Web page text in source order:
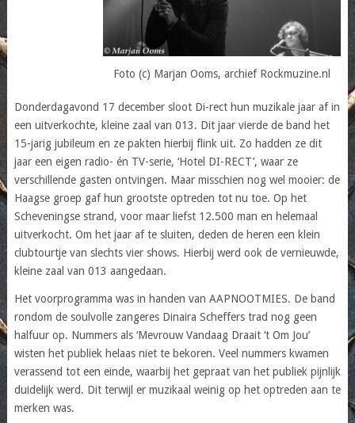
Foto (c) Marjan Ooms, archief Rockmuzine.nl
Donderdagavond 17 december sloot Di-rect hun muzikale jaar af in
een uitverkochte, kleine zaal van 013. Dit jaar vierde de band het
15-jarig jubileum en ze pakten hierbij flink uit. Zo hadden ze dit
jaar een eigen radio- én TV-serie, ‘Hotel DI-RECT’, waar ze
verschillende gasten ontvingen. Maar misschien nog wel mooier: de
Haagse groep gaf hun grootste optreden tot nu toe. Op het
Scheveningse strand, voor maar liefst 12.500 man en helemaal
uitverkocht. Om het jaar af te sluiten, deden de heren een klein
clubtourtje van slechts vier shows. Hierbij werd ook de vernieuwde,
kleine zaal van 013 aangedaan.
Het voorprogramma was in handen van AAPNOOTMIES. De band
rondom de soulvolle zangeres Dinaira Scheffers trad nog geen
halfuur op. Nummers als ‘Mevrouw Vandaag Draait ‘t Om Jou’
wisten het publiek helaas niet te bekoren. Veel nummers kwamen
verassend tot een einde, waarbij het gepraat van het publiek pijnlijk
duidelijk werd. Dit terwijl er muzikaal weinig op het optreden aan te
merken was.